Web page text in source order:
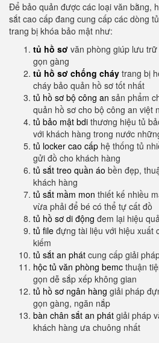
Để bảo quản được các loại văn bằng,
sắt cao cấp đang cung cấp các dòng
trang bị khóa bảo mật như:
tủ hồ sơ văn phòng giúp lưu
gọn gàng
tủ hồ sơ chống cháy trang bị
cháy bảo quản hồ sơ tốt nhất
tủ hồ sơ bộ công an sản phẩm
quản hồ sơ cho bộ công an việt
tủ bảo mật bdi thương hiệu tủ
với khách hàng trong nước
tủ locker cao cấp hệ thống tủ
gửi đồ cho khách hàng
tủ sắt treo quần áo bền đẹp,
khách hàng
tủ sắt mầm mon thiết kế nhiều
vừa phải để bé có thể tự cất đồ
tủ hồ sơ di động đem lại hiệu
tủ file đựng tài liệu với hiệu xuất
kiếm
tủ sắt an phát cung cấp giải
hộc tủ văn phòng bemc thuận
gọn dễ sắp xếp không gian
tủ hồ sơ ngân hàng giải pháp
gọn gàng, ngăn nắp
bàn chân sắt an phát giải pháp
khách hàng ưa chuông nhất